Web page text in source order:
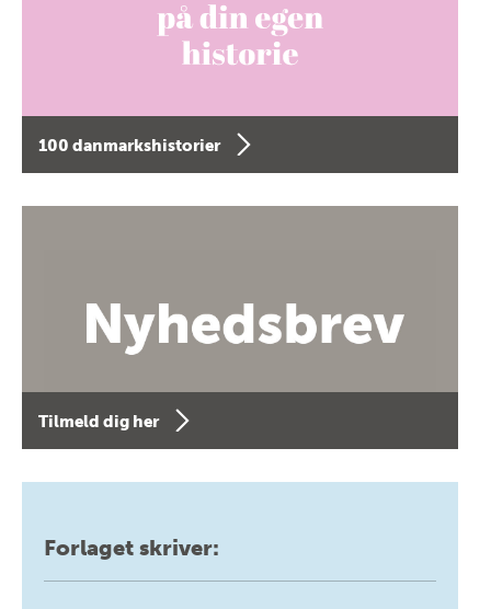
100 danmarkshistorier
Tilmeld dig her
Forlaget skriver: